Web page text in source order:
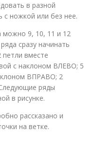
в разной
с ножкой или без нее.
можно 9, 10, 11 и 12
сразу начинать
петли вместе
с наклоном ВЛЕВО; 5
ВПРАВО; 2
ряды
в рисунке.
рассказано и
на ветке.